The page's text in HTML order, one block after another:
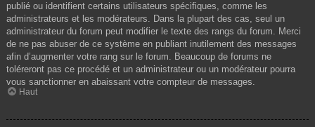
publié ou identifient certains utilisateurs spécifiques, comme les
administrateurs et les modérateurs. Dans la plupart des cas, seul un
administrateur du forum peut modifier le texte des rangs du forum. Merci
de ne pas abuser de ce système en publiant inutilement des messages
afin d’augmenter votre rang sur le forum. Beaucoup de forums ne
toléreront pas ce procédé et un administrateur ou un modérateur pourra
vous sanctionner en abaissant votre compteur de messages.
Haut